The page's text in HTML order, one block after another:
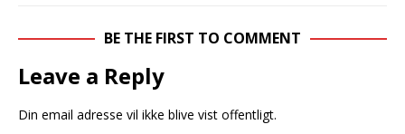
BE THE FIRST TO COMMENT
Leave a Reply
Din email adresse vil ikke blive vist offentligt.